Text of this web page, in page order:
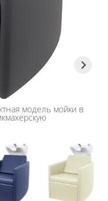
модель мойки в